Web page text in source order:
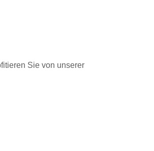
Sie von unserer